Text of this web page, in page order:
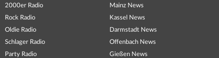
2000er Radio
Rock Radio
Oldie Radio
Schlager Radio
Party Radio
Mainz News
Kassel News
Darmstadt News
Offenbach News
Gießen News